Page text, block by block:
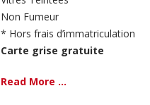
Non Fumeur
* Hors frais d’immatriculation
Carte grise gratuite
Read More ...